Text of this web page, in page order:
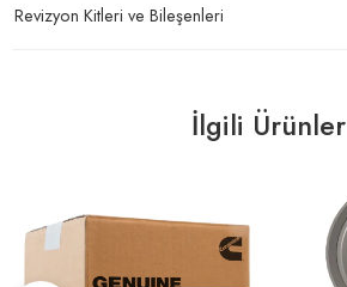
Revizyon Kitleri ve Bileşenleri
İlgili Ürünler